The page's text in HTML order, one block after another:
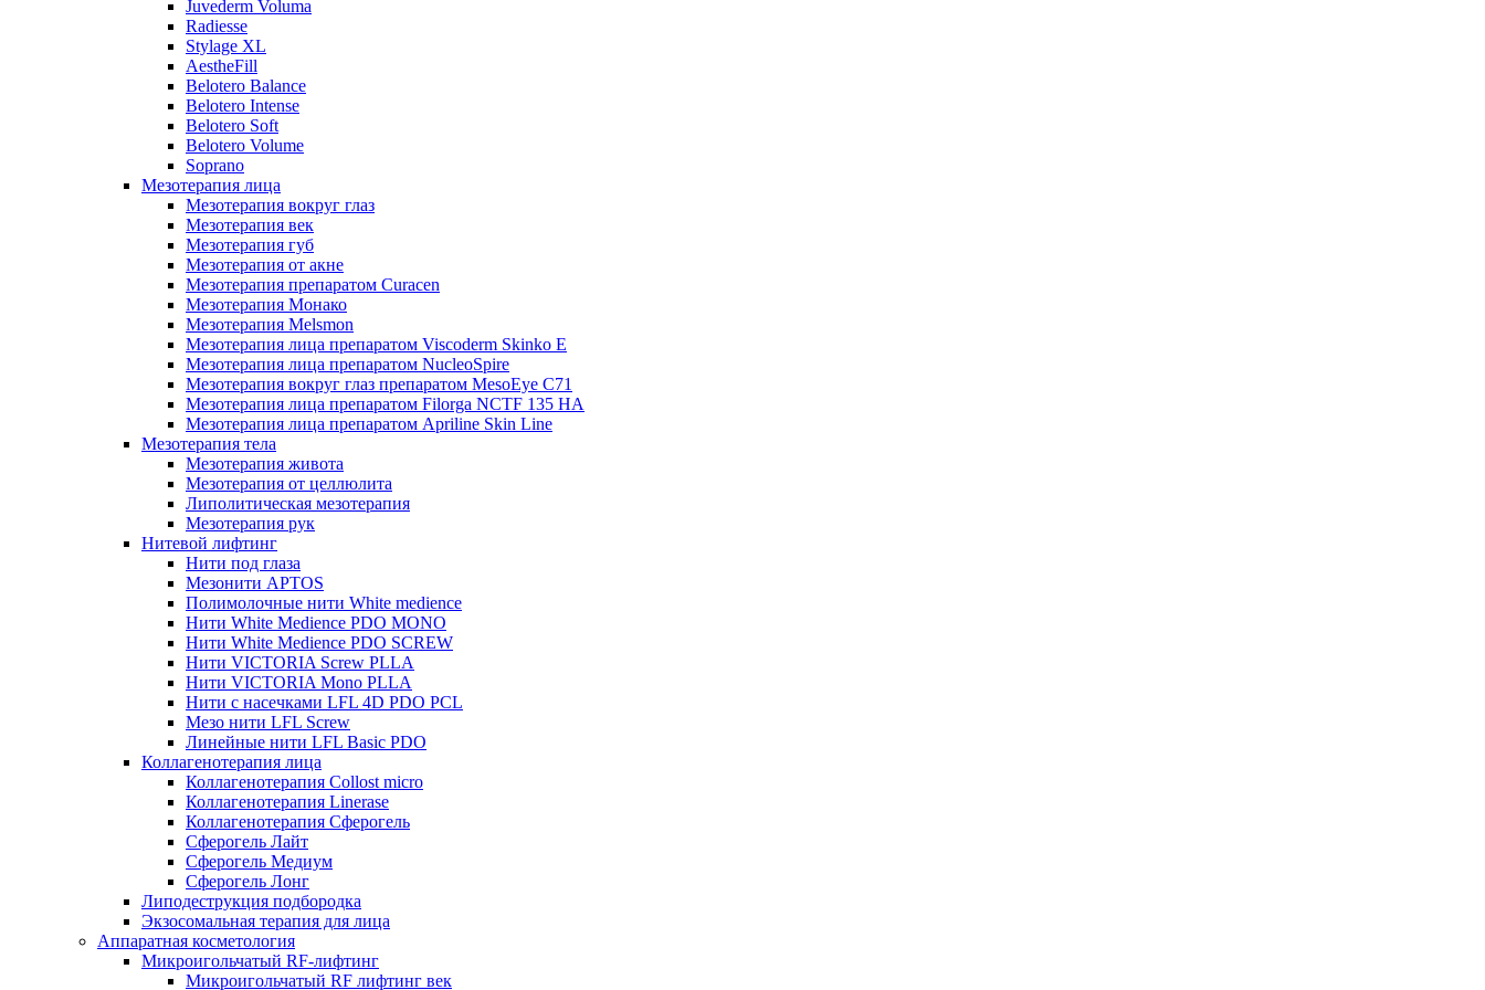
Juvederm Voluma
Radiesse
Stylage XL
AestheFill
Belotero Balance
Belotero Intense
Belotero Soft
Belotero Volume
Soprano
Мезотерапия лица
Мезотерапия вокруг глаз
Мезотерапия век
Мезотерапия губ
Мезотерапия от акне
Мезотерапия препаратом Curacen
Мезотерапия Монако
Мезотерапия Melsmon
Мезотерапия лица препаратом Viscoderm Skinko E
Мезотерапия лица препаратом NucleoSpire
Мезотерапия вокруг глаз препаратом MesoEye С71
Мезотерапия лица препаратом Filorga NCTF 135 HA
Мезотерапия лица препаратом Apriline Skin Line
Мезотерапия тела
Мезотерапия живота
Мезотерапия от целлюлита
Липолитическая мезотерапия
Мезотерапия рук
Нитевой лифтинг
Нити под глаза
Мезонити APTOS
Полимолочные нити White medience
Нити White Medience PDO MONO
Нити White Medience PDO SCREW
Нити VICTORIA Screw PLLA
Нити VICTORIA Mono PLLA
Нити с насечками LFL 4D PDO PCL
Мезо нити LFL Screw
Линейные нити LFL Basic PDO
Коллагенотерапия лица
Коллагенотерапия Collost micro
Коллагенотерапия Linerase
Коллагенотерапия Сферогель
Сферогель Лайт
Сферогель Медиум
Сферогель Лонг
Липодеструкция подбородка
Экзосомальная терапия для лица
Аппаратная косметология
Микроигольчатый RF-лифтинг
Микроигольчатый RF лифтинг век